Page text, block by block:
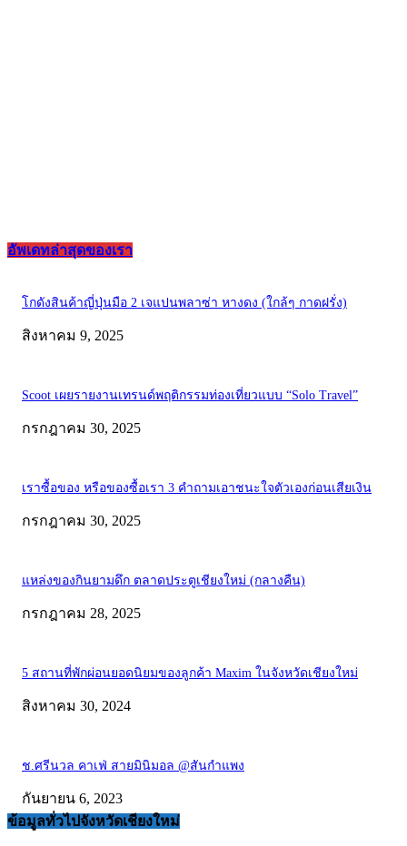
อัพเดทล่าสุดของเรา
โกดังสินค้าญี่ปุ่นมือ 2 เจแปนพลาซ่า หางดง (ใกล้ๆ กาดฝรั่ง)
สิงหาคม 9, 2025
Scoot เผยรายงานเทรนด์พฤติกรรมท่องเที่ยวแบบ “Solo Travel”
กรกฎาคม 30, 2025
เราซื้อของ หรือของซื้อเรา 3 คำถามเอาชนะใจตัวเองก่อนเสียเงิน
กรกฎาคม 30, 2025
แหล่งของกินยามดึก ตลาดประตูเชียงใหม่ (กลางคืน)
กรกฎาคม 28, 2025
5 สถานที่พักผ่อนยอดนิยมของลูกค้า Maxim ในจังหวัดเชียงใหม่
สิงหาคม 30, 2024
ช.ศรีนวล คาเฟ่ สายมินิมอล @สันกำแพง
กันยายน 6, 2023
ข้อมูลทั่วไปจังหวัดเชียงใหม่